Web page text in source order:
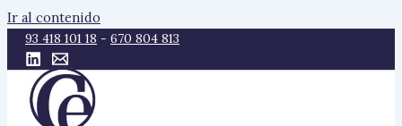
Ir al contenido
93 418 101 18 - 670 804 813